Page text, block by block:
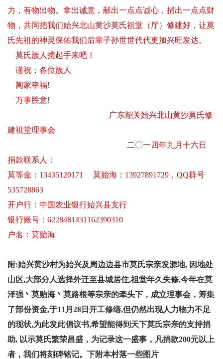
力，有物出物。拿出诚意，献出一点点诚心，捐出一点点财
物，共同把我们始兴北山黄沙莫氏祖堂（厅）修建好，让莫
氏先祖的神灵保佑我们后辈子孙世世代代更加兴旺发达。
莫氏族人携起手来吧！
谨祝：各位族人
阖家幸福!
万事胜意!
广东韶关始兴北山黄沙莫氏修
建祖堂理事会
二〇一四年九月十六日
捐款联系人：
莫等金：13435120171 莫贻海：13927891729，QQ群号
535728863
开户行：中国农业银行始兴县支行
银行账号：6228481431162390310
户名：莫贻海
附:始兴黄沙村为始兴及周边边县市莫氏宗亲发源地, 因地处
山区,大部分人选择外迁至县城居住,祖堂年久失修,今年在莫
泽强丶莫贻海丶莫路根等宗亲的牵头下，成立理事会，筹集
了部份资金,于11月28日开工修缮,但仍然出现人力物力不足
的现状,为此发此倡议书,希望能得到天下莫氏宗亲的支持捐
助, 以示莫氏繁荣昌盛，为记录这一盛事，凡捐款200元以上
者，我们将刻碑铭记。下附本村落一些图片